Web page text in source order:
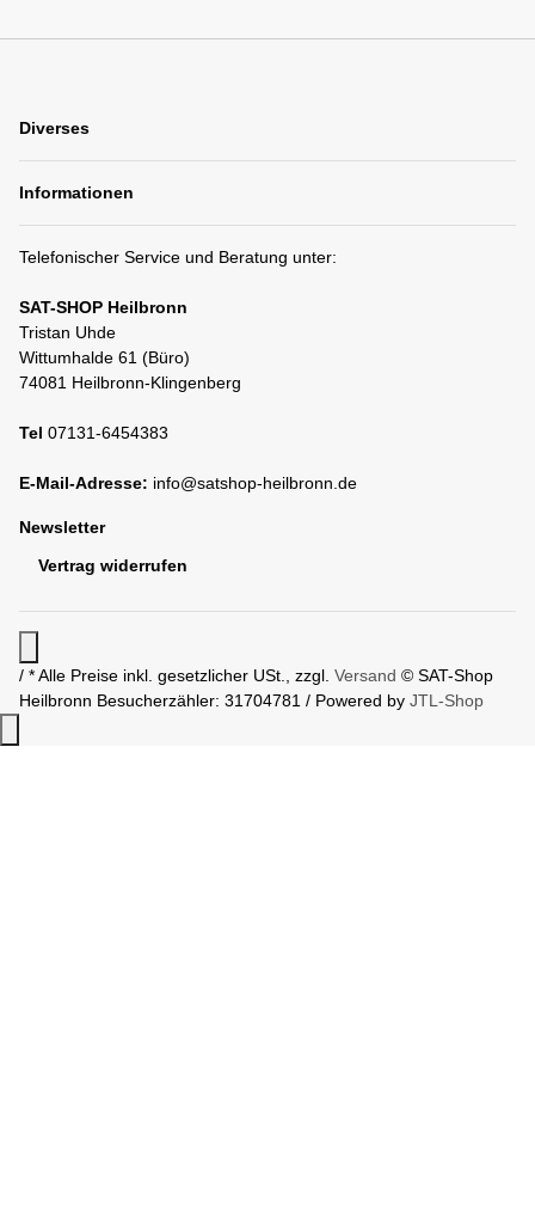
Diverses
Informationen
Telefonischer Service und Beratung unter:
SAT-SHOP Heilbronn
Tristan Uhde
Wittumhalde 61 (Büro)
74081 Heilbronn-Klingenberg
Tel 07131-6454383
E-Mail-Adresse: info@satshop-heilbronn.de
Newsletter
Vertrag widerrufen
/ * Alle Preise inkl. gesetzlicher USt., zzgl. Versand © SAT-Shop
Heilbronn Besucherzähler: 31704781 / Powered by JTL-Shop